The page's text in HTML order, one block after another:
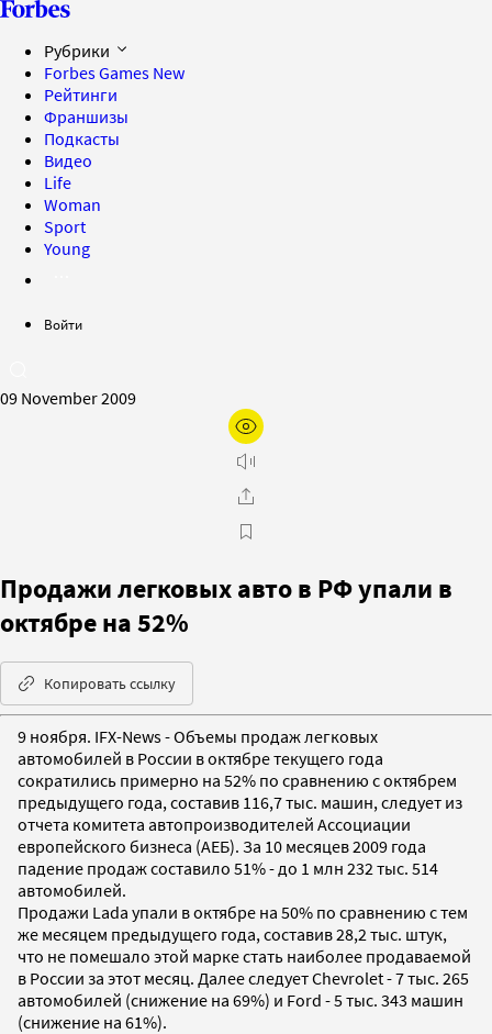
Рубрики
Forbes Games New
Рейтинги
Франшизы
Подкасты
Видео
Life
Woman
Sport
Young
Войти
09 November 2009
Продажи легковых авто в РФ упали в
октябре на 52%
Копировать ссылку
9 ноября. IFX-News - Объемы продаж легковых
автомобилей в России в октябре текущего года
сократились примерно на 52% по сравнению с октябрем
предыдущего года, составив 116,7 тыс. машин, следует из
отчета комитета автопроизводителей Ассоциации
европейского бизнеса (АЕБ). За 10 месяцев 2009 года
падение продаж составило 51% - до 1 млн 232 тыс. 514
автомобилей.
Продажи Lada упали в октябре на 50% по сравнению с тем
же месяцем предыдущего года, составив 28,2 тыс. штук,
что не помешало этой марке стать наиболее продаваемой
в России за этот месяц. Далее следует Chevrolet - 7 тыс. 265
автомобилей (снижение на 69%) и Ford - 5 тыс. 343 машин
(снижение на 61%).